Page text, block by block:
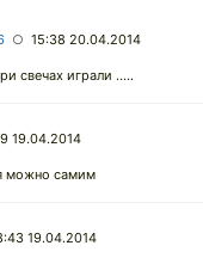
○ 15:38 20.04.2014
свечах играли .....
19.04.2014
можно самим
19.04.2014